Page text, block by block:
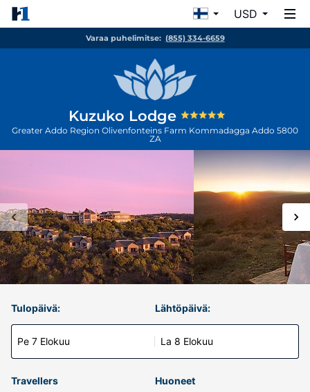
USD
Varaa puhelimitse: (855) 334-6659
Kuzuko Lodge
Greater Addo Region Olivenfonteins Farm Kommadagga Addo 5800
ZA
Tulopäivä:
Pe 7 Elokuu
Lähtöpäivä:
La 8 Elokuu
Travellers Huoneet